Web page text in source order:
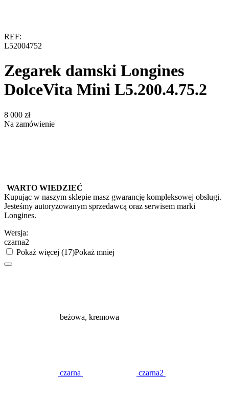
REF:
L52004752
Zegarek damski Longines
DolceVita Mini L5.200.4.75.2
‍8 000‍ zł
Na zamówienie
WARTO WIEDZIEĆ
Kupując w naszym sklepie masz gwarancję kompleksowej obsługi.
Jesteśmy autoryzowanym sprzedawcą oraz serwisem marki
Longines.
Wersja:
czarna2
Pokaż więcej (17)Pokaż mniej
beżowa, kremowa
czarna czarna2